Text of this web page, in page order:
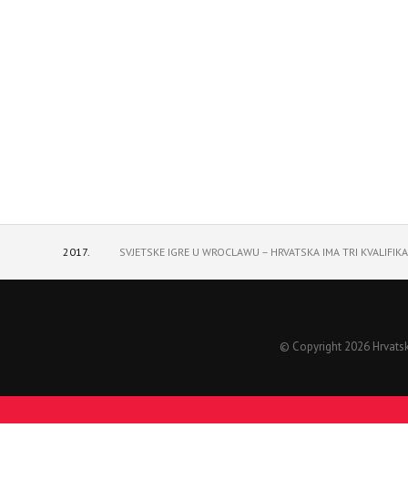
2017. SVJETSKE IGRE U WROCLAWU – HRVATSKA IMA TRI
© Copyright 2026